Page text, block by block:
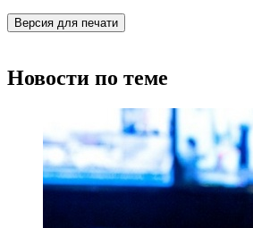
Версия для печати
Новости по теме